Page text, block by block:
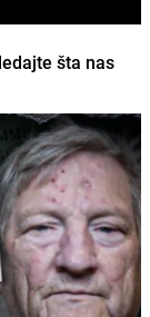
šta nas